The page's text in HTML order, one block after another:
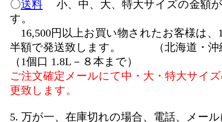
〇送料 小、中、大、特大サイズの金額
す。
16,500円以上お買い物されたお客様は、
半額で発送致します。 （北海道・沖
（1個口 1.8L－８本まで）
ご注文確定メールにて中・大・特大サイ
更致します。
5. 万が一、在庫切れの場合、電話、メー